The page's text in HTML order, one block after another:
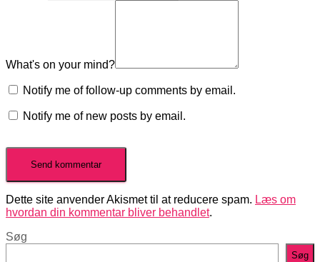
What's on your mind?
Notify me of follow-up comments by email.
Notify me of new posts by email.
Dette site anvender Akismet til at reducere spam. Læs om
hvordan din kommentar bliver behandlet.
Søg
Søg